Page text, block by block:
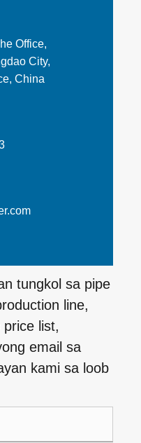
Office,
City,
China
tungkol sa pipe
line,
list,
email sa
kami sa loob